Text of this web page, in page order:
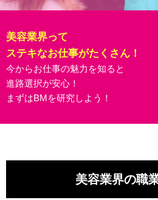
美容業界って
ステキなお仕事がたくさん！
今からお仕事の魅力を知ると
進路選択が安心！
まずはBMを研究しよう！
美容業界の職